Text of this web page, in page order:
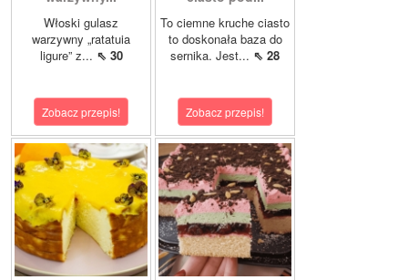
Włoski gulasz
warzywny „ratatuia
ligure” z... ⇖ 30
Zobacz przepis!
To ciemne kruche ciasto
to doskonała baza do
sernika. Jest... ⇖ 28
Zobacz przepis!